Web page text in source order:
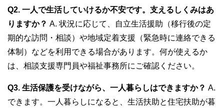
Q2. 一人で生活していけるか不安です。支えるしくみはあ
りますか？ A. 状況に応じて、自立生活援助（移行後の定
期的な訪問・相談）や地域定着支援（緊急時に連絡できる
体制）などを利用できる場合があります。何が使えるか
は、相談支援専門員や福祉事務所にご確認ください。
Q3. 生活保護を受けながら、一人暮らしはできますか？ A.
できます。一人暮らしになると、生活扶助と住宅扶助が暮